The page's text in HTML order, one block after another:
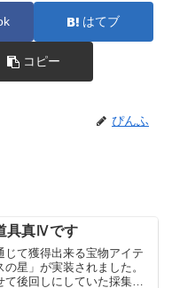
はてブ
コピー
ぴんふ
具真Ⅳです
じて獲得出来る宝物アイテ
の星」が実装されました。
て後回しにしていた採集道